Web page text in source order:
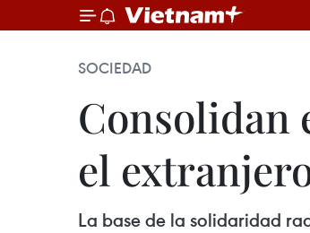
SOCIEDAD
Consolidan
el
La base de la solidaridad